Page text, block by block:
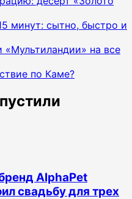
минут: сытно, быстро и
на все
по Каме?
AlphaPet
свадьбу для трех